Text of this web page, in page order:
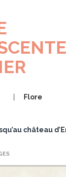
Flore
château